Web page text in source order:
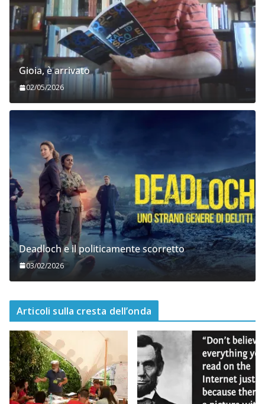
Gioia, è arrivato
02/05/2026
Deadloch e il politicamente scorretto
03/02/2026
Articoli sulla cresta dell’onda